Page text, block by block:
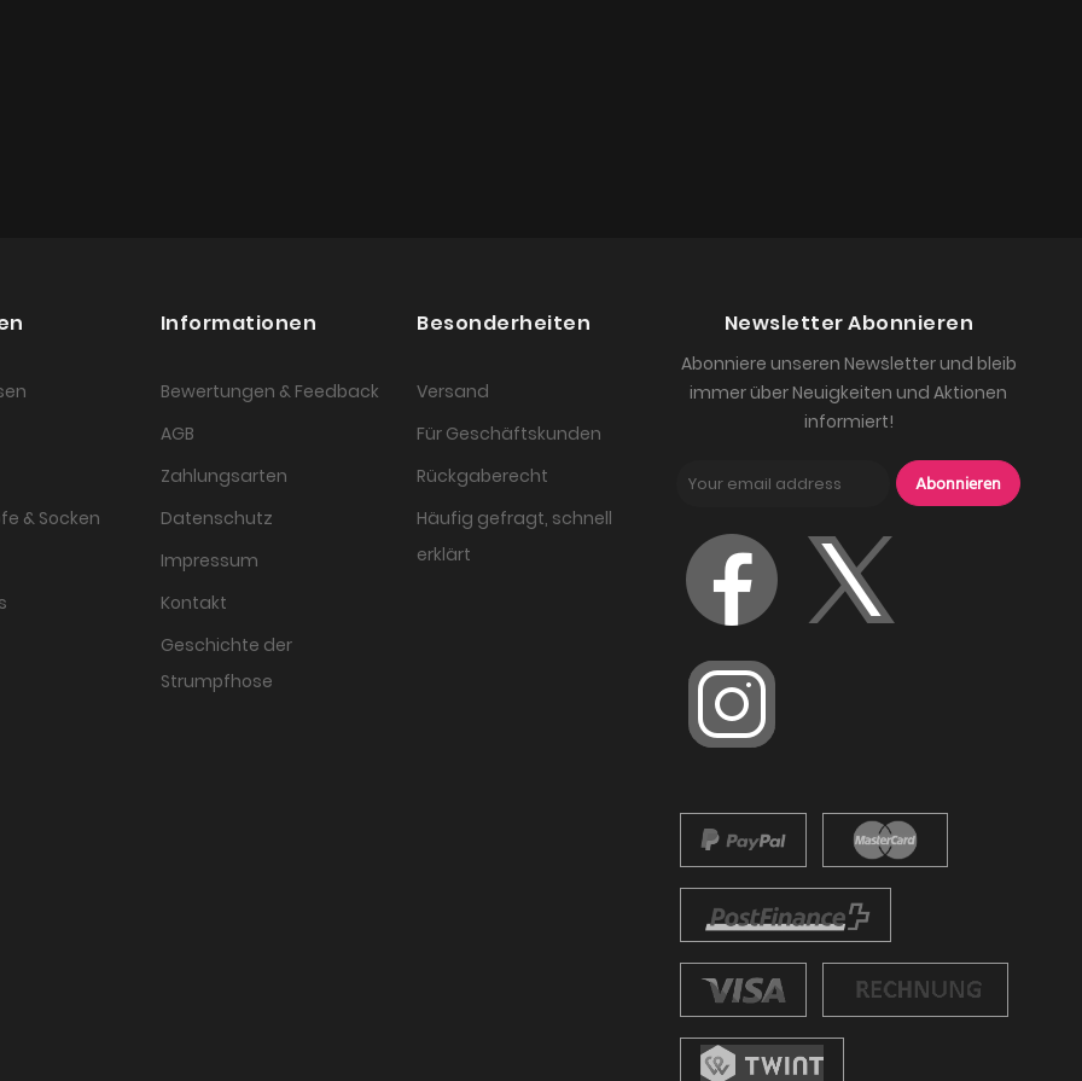
& Socken
Informationen
Bewertungen & Feedback
AGB
Zahlungsarten
Datenschutz
Impressum
Kontakt
Geschichte der
Strumpfhose
Besonderheiten
Versand
Für Geschäftskunden
Rückgaberecht
Häufig gefragt, schnell
erklärt
Newsletter Abonnieren
Abonniere unseren Newsletter und bleib
immer über Neuigkeiten und Aktionen
informiert!
Abonnieren